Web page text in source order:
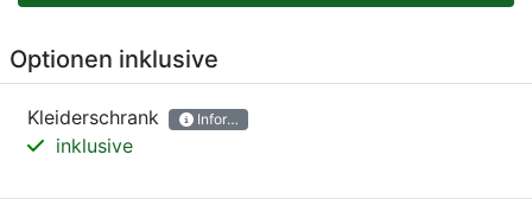
Optionen inklusive
Kleiderschrank Informationen
inklusive